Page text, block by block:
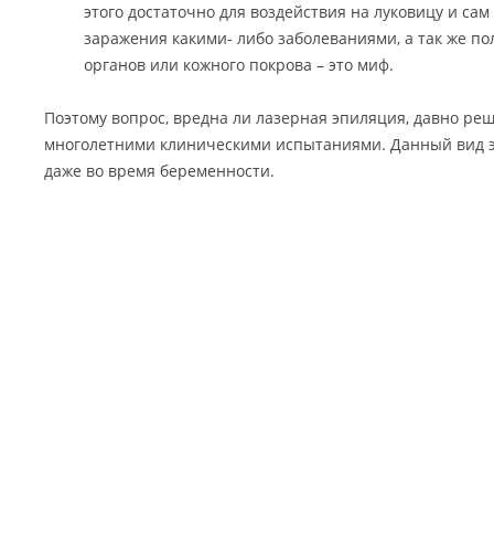
этого достаточно для воздействия на луковицу и
заражения какими- либо заболеваниями, а так же
органов или кожного покрова – это миф.
Поэтому вопрос, вредна ли лазерная эпиляция, давно
многолетними клиническими испытаниями. Данный вид
даже во время беременности.